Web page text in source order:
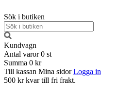
Sök i butiken
Kundvagn
Antal varor 0 st
Summa 0 kr
Till kassan Mina sidor Logga in
500 kr kvar till fri frakt.